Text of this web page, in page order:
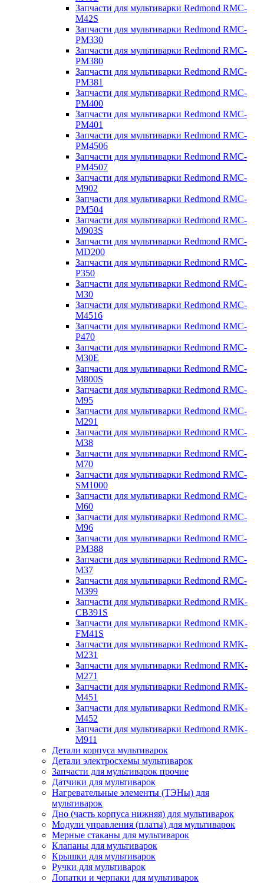
Запчасти для мультиварки Redmond RMC-
M42S
Запчасти для мультиварки Redmond RMC-
PM330
Запчасти для мультиварки Redmond RMC-
PM380
Запчасти для мультиварки Redmond RMC-
PM381
Запчасти для мультиварки Redmond RMC-
PM400
Запчасти для мультиварки Redmond RMC-
PM401
Запчасти для мультиварки Redmond RMC-
PM4506
Запчасти для мультиварки Redmond RMC-
PM4507
Запчасти для мультиварки Redmond RMC-
M902
Запчасти для мультиварки Redmond RMC-
PM504
Запчасти для мультиварки Redmond RMC-
M903S
Запчасти для мультиварки Redmond RMC-
MD200
Запчасти для мультиварки Redmond RMC-
P350
Запчасти для мультиварки Redmond RMC-
M30
Запчасти для мультиварки Redmond RMC-
M4516
Запчасти для мультиварки Redmond RMC-
P470
Запчасти для мультиварки Redmond RMC-
M30E
Запчасти для мультиварки Redmond RMC-
M800S
Запчасти для мультиварки Redmond RMC-
M95
Запчасти для мультиварки Redmond RMC-
M291
Запчасти для мультиварки Redmond RMC-
M38
Запчасти для мультиварки Redmond RMC-
M70
Запчасти для мультиварки Redmond RMC-
SM1000
Запчасти для мультиварки Redmond RMC-
M60
Запчасти для мультиварки Redmond RMC-
M96
Запчасти для мультиварки Redmond RMC-
PM388
Запчасти для мультиварки Redmond RMC-
M37
Запчасти для мультиварки Redmond RMC-
M399
Запчасти для мультиварки Redmond RMK-
CB391S
Запчасти для мультиварки Redmond RMK-
FM41S
Запчасти для мультиварки Redmond RMK-
M231
Запчасти для мультиварки Redmond RMK-
M271
Запчасти для мультиварки Redmond RMK-
M451
Запчасти для мультиварки Redmond RMK-
M452
Запчасти для мультиварки Redmond RMK-
M911
Детали корпуса мультиварок
Детали электросхемы мультиварок
Запчасти для мультиварок прочие
Датчики для мультиварок
Нагревательные элементы (ТЭНы) для
мультиварок
Дно (часть корпуса нижняя) для мультиварок
Модули управления (платы) для мультиварок
Мерные стаканы для мультиварок
Клапаны для мультиварок
Крышки для мультиварок
Ручки для мультиварок
Лопатки и черпаки для мультиварок